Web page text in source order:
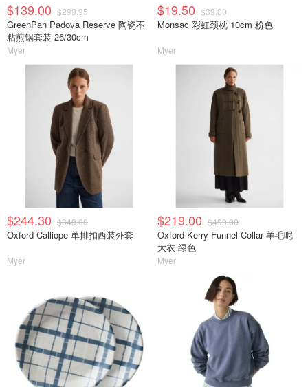
$139.00 $299.95
GreenPan Padova Reserve 陶瓷不
粘煎锅套装 26/30cm
Myer
$19.50 $39.00
Monsac 彩虹颈枕 10cm 粉色
Myer
$244.30 $349.00
Oxford Calliope 单排扣西装外套
Myer
$219.00 $499.00
Oxford Kerry Funnel Collar 羊毛呢
大衣 绿色
Myer